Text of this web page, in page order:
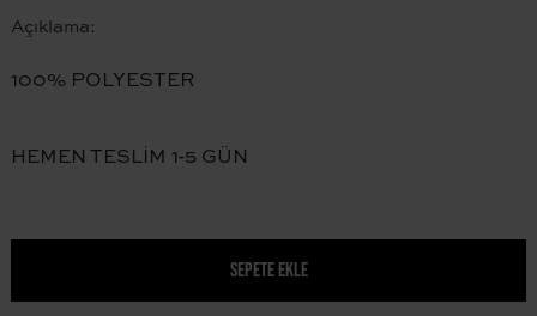
Açıklama:
100% POLYESTER
HEMEN TESLİM 1-5 GÜN
SEPETE EKLE